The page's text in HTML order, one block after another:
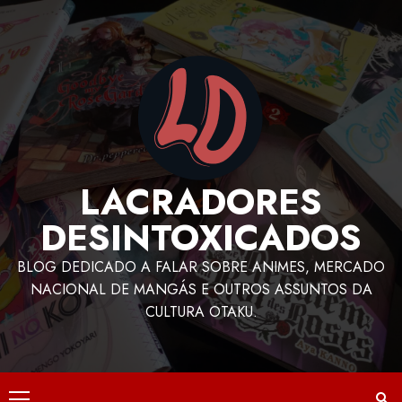
LACRADORES
DESINTOXICADOS
BLOG DEDICADO A FALAR SOBRE ANIMES, MERCADO
NACIONAL DE MANGÁS E OUTROS ASSUNTOS DA
CULTURA OTAKU.